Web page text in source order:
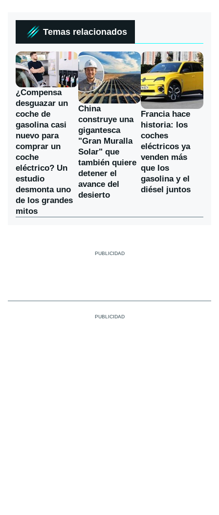
Temas relacionados
¿Compensa
desguazar un
coche de
gasolina casi
nuevo para
comprar un
coche
eléctrico? Un
estudio
desmonta uno
de los grandes
mitos
China
construye una
gigantesca
"Gran Muralla
Solar" que
también quiere
detener el
avance del
desierto
Francia hace
historia: los
coches
eléctricos ya
venden más
que los
gasolina y el
diésel juntos